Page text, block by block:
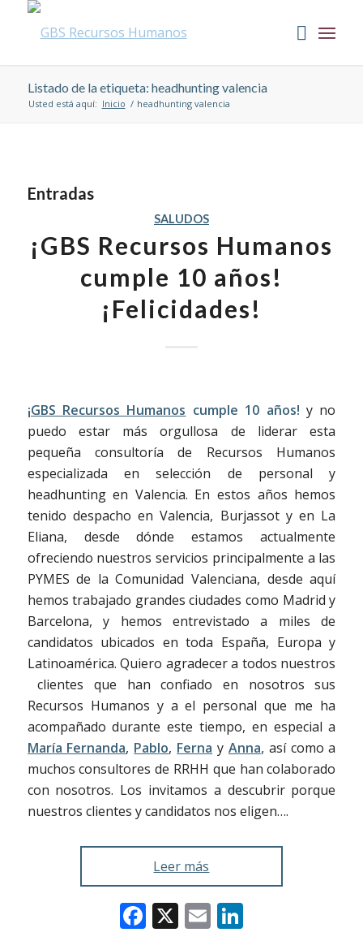
Listado de la etiqueta: headhunting valencia
Usted está aquí: Inicio / headhunting valencia
Entradas
SALUDOS
¡GBS Recursos Humanos
cumple 10 años!
¡Felicidades!
¡GBS Recursos Humanos cumple 10 años! y no
puedo estar más orgullosa de liderar esta
pequeña consultoría de Recursos Humanos
especializada en selección de personal y
headhunting en Valencia. En estos años hemos
tenido despacho en Valencia, Burjassot y en La
Eliana, desde dónde estamos actualmente
ofreciendo nuestros servicios principalmente a las
PYMES de la Comunidad Valenciana, desde aquí
hemos trabajado grandes ciudades como Madrid y
Barcelona, y hemos entrevistado a miles de
candidatos ubicados en toda España, Europa y
Latinoamérica. Quiero agradecer a todos nuestros
clientes que han confiado en nosotros sus
Recursos Humanos y a el personal que me ha
acompañado durante este tiempo, en especial a
María Fernanda, Pablo, Ferna y Anna,así como a
muchos consultores de RRHH que han colaborado
con nosotros. Los invitamos a descubrir porque
nuestros clientes y candidatos nos eligen….
Leer más
Facebook
X EmailLinkedIn